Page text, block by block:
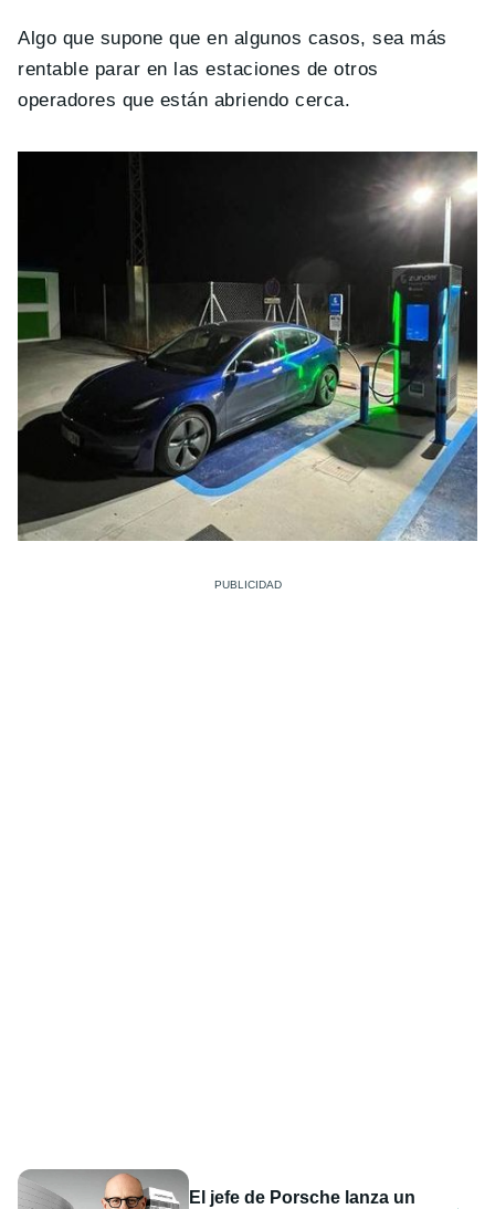
Algo que supone que en algunos casos, sea más
rentable parar en las estaciones de otros
operadores que están abriendo cerca.
El jefe de Porsche lanza un